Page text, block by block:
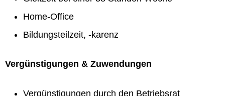
Home-Office
Bildungsteilzeit, -karenz
Vergünstigungen & Zuwendungen
Vergünstigungen durch den Betriebsrat